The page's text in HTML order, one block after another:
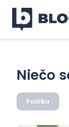
Niečo
Politika